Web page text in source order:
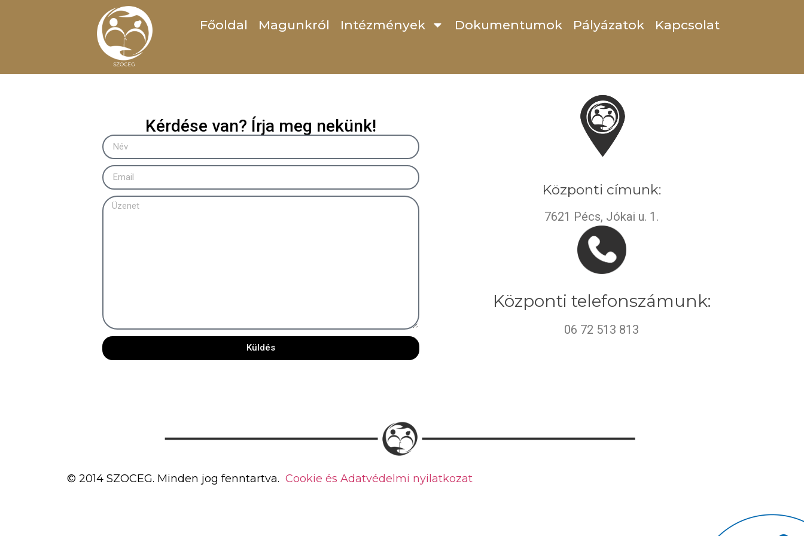
Főoldal Magunkról Intézmények Dokumentumok Pályázatok Kapcsolat
Idősotthon, csúcsétterem, fenntartható gazdálkodás
Nem mindennapi karriert tudhat maga mögött Kocsis József, a SZOCEG Nonprofit Kft. alapító-ügyvezetője. Baranya egyik legnagyobb
foglalkoztatója, és mind újabb ötletek megvalósításába fog bele…
Kérdése van? Írja meg nekünk!
Küldés
Központi címunk:
7621 Pécs, Jókai u. 1.
Központi telefonszámunk:
06 72 513 813
© 2014 SZOCEG. Minden jog fenntartva. Cookie és Adatvédelmi nyilatkozat